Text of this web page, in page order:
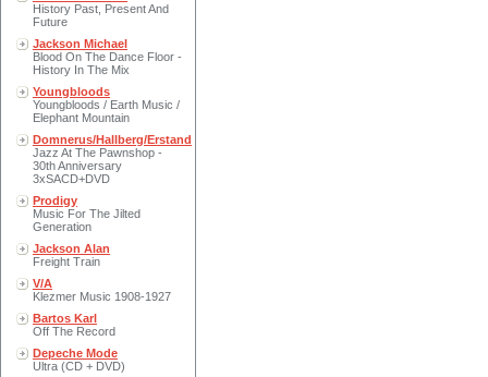
History Past, Present And
Future
Jackson Michael
Blood On The Dance Floor -
History In The Mix
Youngbloods
Youngbloods / Earth Music /
Elephant Mountain
Domnerus/Hallberg/Erstand
Jazz At The Pawnshop -
30th Anniversary
3xSACD+DVD
Prodigy
Music For The Jilted
Generation
Jackson Alan
Freight Train
V/A
Klezmer Music 1908-1927
Bartos Karl
Off The Record
Depeche Mode
Ultra (CD + DVD)